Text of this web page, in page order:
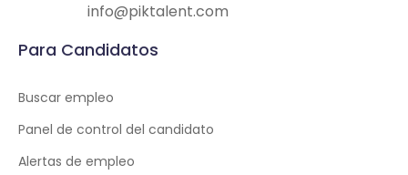
info@piktalent.com
Para Candidatos
Buscar empleo
Panel de control del candidato
Alertas de empleo